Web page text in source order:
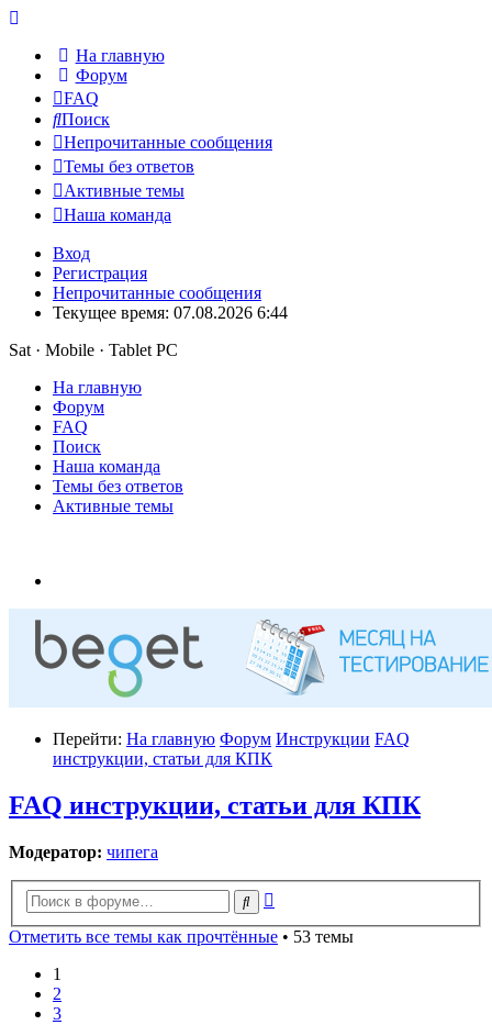
На главную
Форум
FAQ
Поиск
Непрочитанные сообщения
Темы без ответов
Активные темы
Наша команда
Вход
Регистрация
Непрочитанные сообщения
Текущее время: 07.08.2026 6:44
Sat · Mobile · Tablet PC
На главную
Форум
FAQ
Поиск
Наша команда
Темы без ответов
Активные темы
Перейти: На главную Форум Инструкции FAQ
инструкции, статьи для КПК
FAQ инструкции, статьи для КПК
Модератор: чипега
Поиск
Отметить все темы как прочтённые • 53 темы
1
2
3